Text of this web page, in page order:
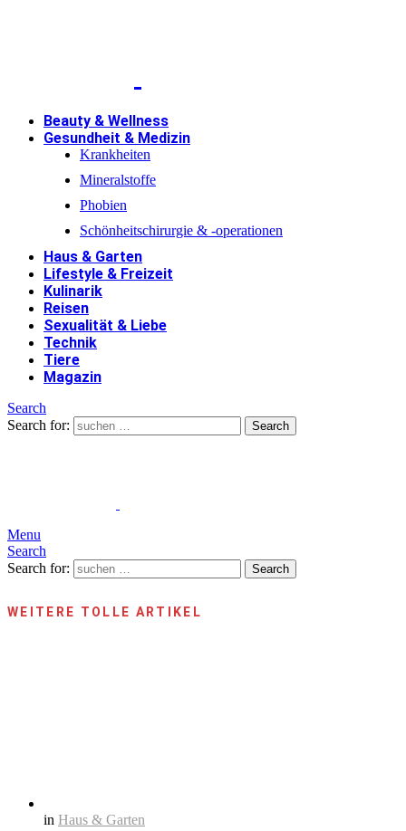
Beauty & Wellness
Gesundheit & Medizin
Krankheiten
Mineralstoffe
Phobien
Schönheitschirurgie & -operationen
Haus & Garten
Lifestyle & Freizeit
Kulinarik
Reisen
Sexualität & Liebe
Technik
Tiere
Magazin
Search
Search for:
Search
Menu
Search
Search for:
Search
WEITERE TOLLE ARTIKEL
in Haus & Garten